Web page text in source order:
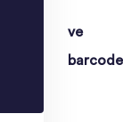
ve
barcode